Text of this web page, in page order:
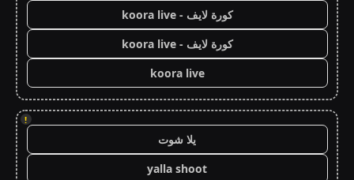
كورة لايف - koora live
كورة لايف - koora live
koora live
!
يلا شوت
yalla shoot